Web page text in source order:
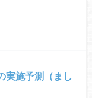
実施予測（まし